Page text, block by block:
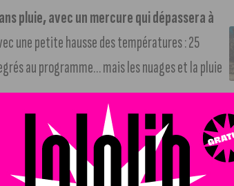
pluie, avec un mercure qui dépassera à
une petite hausse des températures : 25
au programme… mais les nuages et la pluie
sur J’Aime Dijon.com !
basket dijonnais va vivre sa première finale de